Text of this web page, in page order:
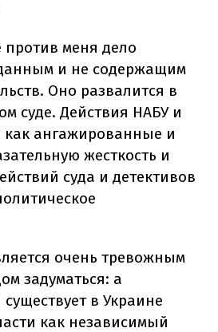
меня дело
и не содержащим
Оно развалится в
суде. Действия НАБУ и
ангажированные и
жесткость и
суда и детективов
очень тревожным
задуматься: а
в Украине
как независимый